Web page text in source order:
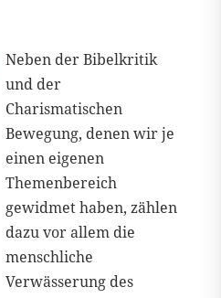
Neben der Bibelkritik
und der
Charismatischen
Bewegung, denen wir je
einen eigenen
Themenbereich
gewidmet haben, zählen
dazu vor allem die
menschliche
Verwässerung des